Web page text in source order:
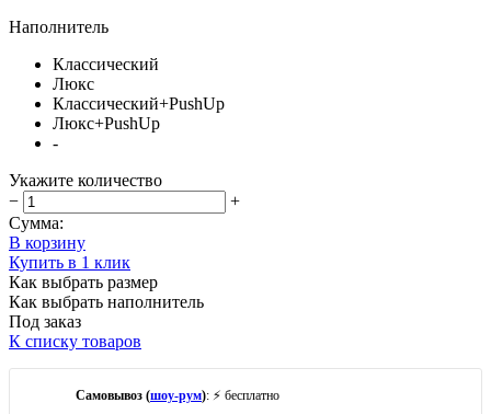
Наполнитель
Классический
Люкс
Классический+PushUp
Люкс+PushUp
-
Укажите количество
−
+
Сумма:
В корзину
Купить в 1 клик
Как выбрать размер
Как выбрать наполнитель
Под заказ
К списку товаров
Самовывоз (шоу-рум): ⚡ бесплатно